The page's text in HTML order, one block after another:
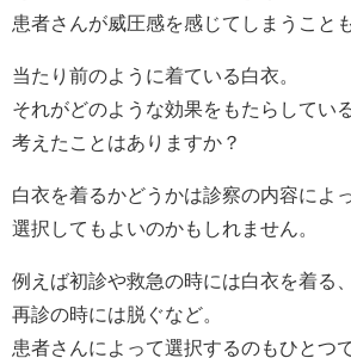
患者さんが威圧感を感じてしまうことも
当たり前のように着ている白衣。
それがどのような効果をもたらしてい
考えたことはありますか？
白衣を着るかどうかは診察の内容によ
選択してもよいのかもしれません。
例えば初診や救急の時には白衣を着る、
再診の時には脱ぐなど。
患者さんによって選択するのもひとつで